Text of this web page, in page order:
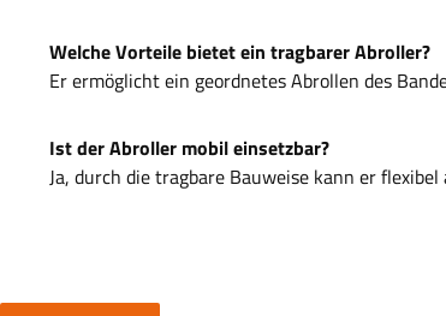
Welche Vorteile bietet ein tragbarer Abroller?
Er ermöglicht ein geordnetes Abrollen des
Ist der Abroller mobil einsetzbar?
Ja, durch die tragbare Bauweise kann er